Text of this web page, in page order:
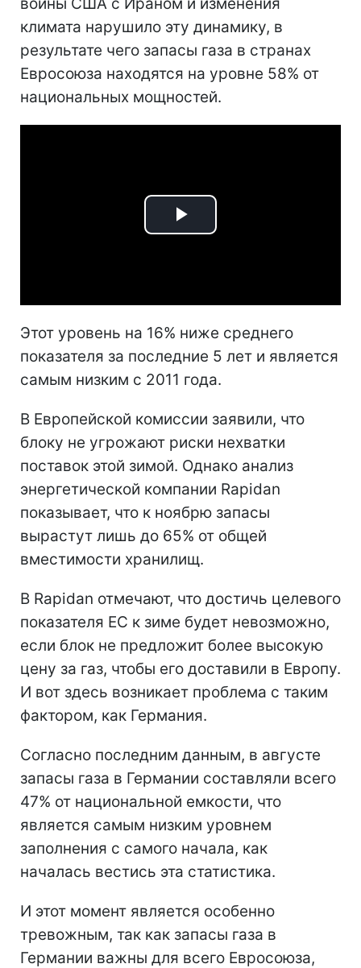
климата нарушило эту динамику, в
результате чего запасы газа в странах
Евросоюза находятся на уровне 58% от
национальных мощностей.
Play
Этот уровень на 16% ниже среднего
показателя за последние 5 лет и является
самым низким с 2011 года.
В Европейской комиссии заявили, что
блоку не угрожают риски нехватки
поставок этой зимой. Однако анализ
энергетической компании Rapidan
показывает, что к ноябрю запасы
вырастут лишь до 65% от общей
вместимости хранилищ.
В Rapidan отмечают, что достичь целевого
показателя ЕС к зиме будет невозможно,
если блок не предложит более высокую
цену за газ, чтобы его доставили в Европу.
И вот здесь возникает проблема с таким
фактором, как Германия.
Согласно последним данным, в августе
запасы газа в Германии составляли всего
47% от национальной емкости, что
является самым низким уровнем
заполнения с самого начала, как
началась вестись эта статистика.
И этот момент является особенно
тревожным, так как запасы газа в
Германии важны для всего Евросоюза,